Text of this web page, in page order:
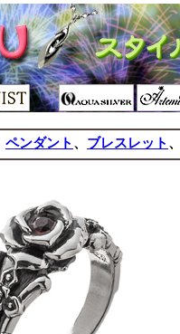
ペンダント 、 ブレスレット